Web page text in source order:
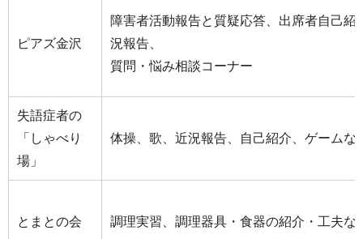
ピアズ金沢
障害者活動報告と質疑応答、出席者自己紹
況報告、
質問・悩み相談コーナー
失語症者の
「しゃべり
場」
体操、歌、近況報告、自己紹介、ゲームな
とまとの会 調理実習、調理器具・食器の紹介・工夫な